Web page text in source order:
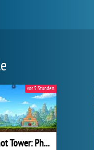
One Shot Tower: Physics Destroyer
vor 5 Stunden